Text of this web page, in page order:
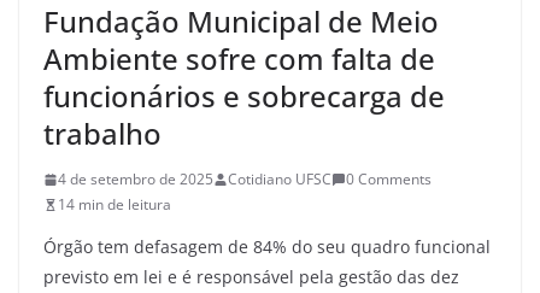
Fundação Municipal de Meio
Ambiente sofre com falta de
funcionários e sobrecarga de
trabalho
4 de setembro de 2025 Cotidiano UFSC
0 Comments
14 min de leitura
Órgão tem defasagem de 84% do seu quadro funcional
previsto em lei e é responsável pela gestão das dez